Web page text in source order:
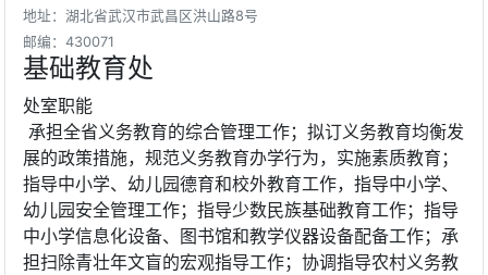
地址：湖北省武汉市武昌区洪山路8号
邮编：430071
基础教育处
处室职能
承担全省义务教育的综合管理工作；拟订义务教育均衡发
展的政策措施，规范义务教育办学行为，实施素质教育；
指导中小学、幼儿园德育和校外教育工作，指导中小学、
幼儿园安全管理工作；指导少数民族基础教育工作；指导
中小学信息化设备、图书馆和教学仪器设备配备工作；承
担扫除青壮年文盲的宏观指导工作；协调指导农村义务教